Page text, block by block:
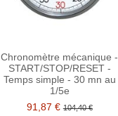
Chronomètre mécanique -
START/STOP/RESET -
Temps simple - 30 mn au
1/5e
91,87 € 104,40 €